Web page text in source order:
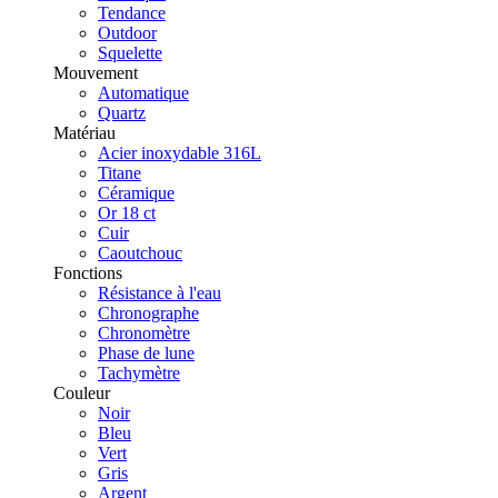
Tendance
Outdoor
Squelette
Mouvement
Automatique
Quartz
Matériau
Acier inoxydable 316L
Titane
Céramique
Or 18 ct
Cuir
Caoutchouc
Fonctions
Résistance à l'eau
Chronographe
Chronomètre
Phase de lune
Tachymètre
Couleur
Noir
Bleu
Vert
Gris
Argent